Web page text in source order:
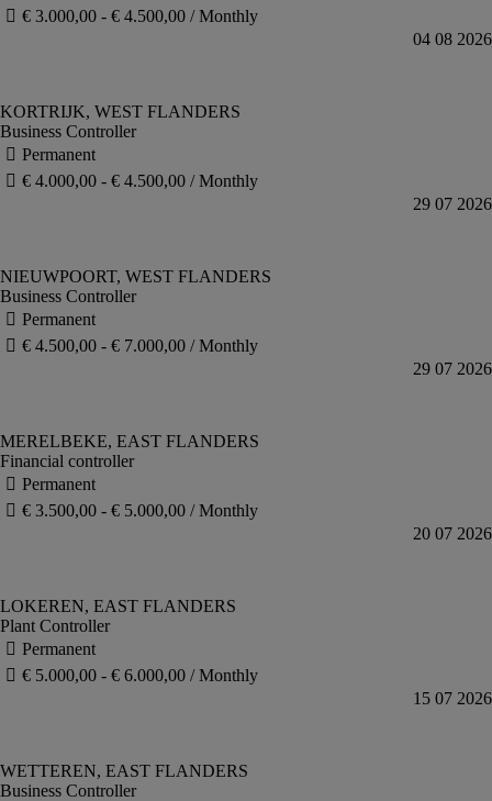
Business Controller
Business Controller
Financial controller
Plant Controller
Business Controller